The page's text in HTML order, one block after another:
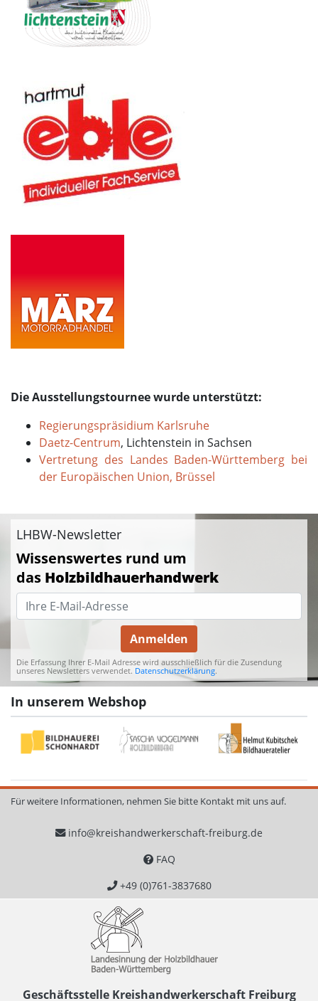
Die Ausstellungstournee wurde unterstützt:
Regierungspräsidium Karlsruhe
Daetz-Centrum, Lichtenstein in Sachsen
Vertretung des Landes Baden-Württemberg bei
der Europäischen Union, Brüssel
LHBW-Newsletter
Wissenswertes rund um
das Holzbildhauerhandwerk
Anmelden
Die Erfassung Ihrer E-Mail Adresse wird ausschließlich für die Zusendung
unseres Newsletters verwendet. Datenschutzerklärung.
In unserem Webshop
Für weitere Informationen, nehmen Sie bitte Kontakt mit uns auf.
info@kreishandwerkerschaft-freiburg.de
FAQ
+49 (0)761-3837680
Geschäftsstelle Kreishandwerkerschaft Freiburg